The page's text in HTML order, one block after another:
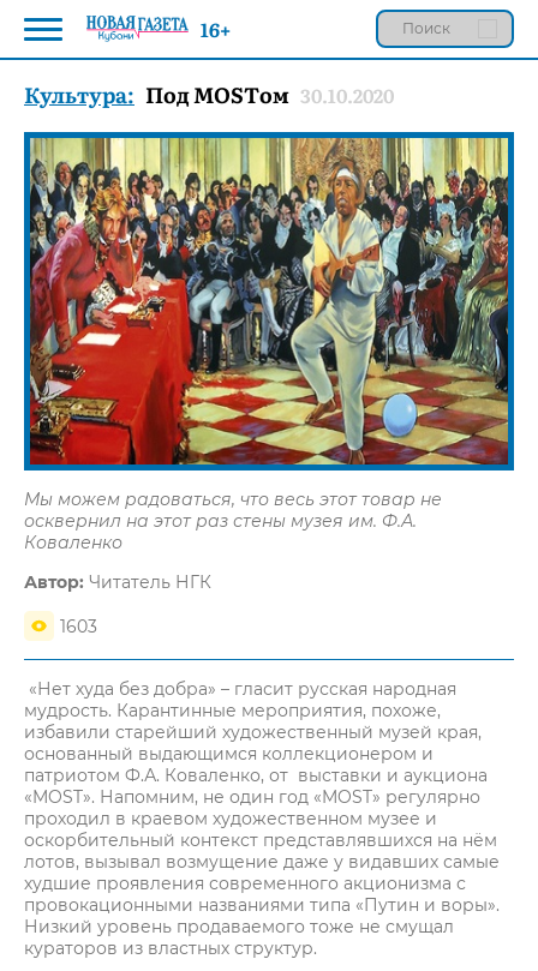
Культура: Под MOSTом 30.10.2020
Мы можем радоваться, что весь этот товар не
осквернил на этот раз стены музея им. Ф.А.
Коваленко
Автор: Читатель НГК
1603
«Нет худа без добра» – гласит русская народная
мудрость. Карантинные мероприятия, похоже,
избавили старейший художественный музей края,
основанный выдающимся коллекционером и
патриотом Ф.А. Коваленко, от выставки и аукциона
«MOST». Напомним, не один год «MOST» регулярно
проходил в краевом художественном музее и
оскорбительный контекст представлявшихся на нём
лотов, вызывал возмущение даже у видавших самые
худшие проявления современного акционизма с
провокационными названиями типа «Путин и воры».
Низкий уровень продаваемого тоже не смущал
кураторов из властных структур.
16+